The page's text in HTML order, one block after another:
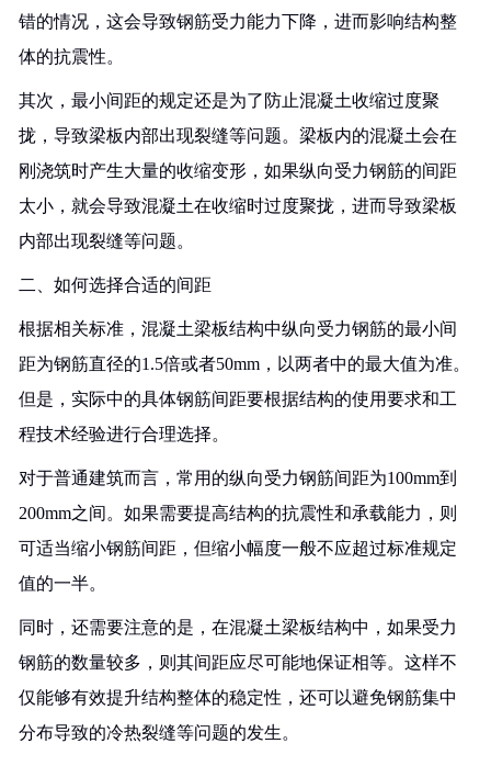
错的情况，这会导致钢筋受力能力下降，进而影响结构整
体的抗震性。
其次，最小间距的规定还是为了防止混凝土收缩过度聚
拢，导致梁板内部出现裂缝等问题。梁板内的混凝土会在
刚浇筑时产生大量的收缩变形，如果纵向受力钢筋的间距
太小，就会导致混凝土在收缩时过度聚拢，进而导致梁板
内部出现裂缝等问题。
二、如何选择合适的间距
根据相关标准，混凝土梁板结构中纵向受力钢筋的最小间
距为钢筋直径的1.5倍或者50mm，以两者中的最大值为准。
但是，实际中的具体钢筋间距要根据结构的使用要求和工
程技术经验进行合理选择。
对于普通建筑而言，常用的纵向受力钢筋间距为100mm到
200mm之间。如果需要提高结构的抗震性和承载能力，则
可适当缩小钢筋间距，但缩小幅度一般不应超过标准规定
值的一半。
同时，还需要注意的是，在混凝土梁板结构中，如果受力
钢筋的数量较多，则其间距应尽可能地保证相等。这样不
仅能够有效提升结构整体的稳定性，还可以避免钢筋集中
分布导致的冷热裂缝等问题的发生。